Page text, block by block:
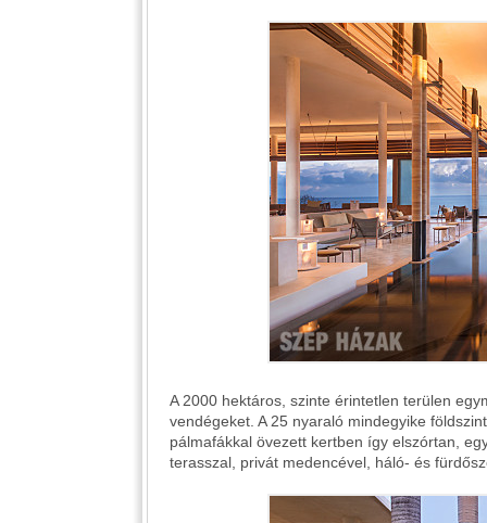
A 2000 hektáros, szinte érintetlen terülen
vendégeket. A 25 nyaraló mindegyike
pálmafákkal övezett kertben így elszórtan,
terasszal, privát medencével, háló- és